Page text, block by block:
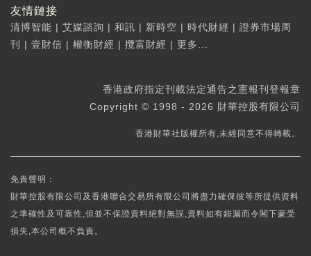
友情鏈接
清博智能 | 艾媒諮詢 | 和訊 | 新時空 | 時代財經 | 證券市場周
刊
| 壹財信 | 權衡財經 | 攬富財經 | 更多...
香港政府指定刊載法定通告之憲報刊登報章
Copyright © 1998 - 2026 財華控股有限公司
香港財華社版權所有,未經同意不得轉載。
免責聲明：
財華控股有限公司及香港聯合交易所有限公司將盡力確保彼等所提供資料
之準確性及可靠性,但並不保證資料絕對無誤,資料如有錯漏而令閣下蒙受
損失,本公司概不負責。